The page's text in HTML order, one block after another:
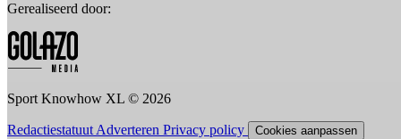
Gerealiseerd door:
Sport Knowhow XL © 2026
Redactiestatuut Adverteren Privacy policy Cookies aanpassen